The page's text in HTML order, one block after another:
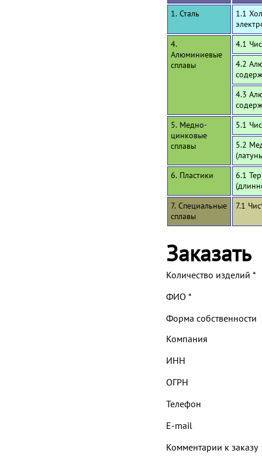
1. Сталь
1.1
4.
Алюминиевые
сплавы
4.1
4.2
4.3
5. Медно-
цинковые
сплавы
5.1
5.2
6. Пластики
6.1
7. Специальные
сплавы
7.1
Заказать
Количество изделий *
ФИО *
Форма собственности
Компания
ИНН
ОГРН
Телефон
E-mail
Комментарии к заказу